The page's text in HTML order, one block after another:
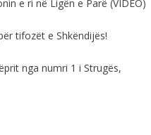
e ri në Ligën e Parë (VIDEO)
tifozët e Shkëndijës!
nga numri 1 i Strugës,